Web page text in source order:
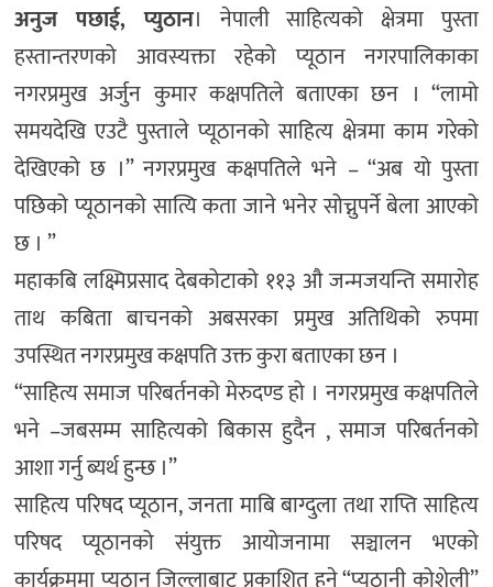
अनुज पछाई, प्युठान। नेपाली साहित्यको क्षेत्रमा पुस्ता
हस्तान्तरणको आवस्यक्ता रहेको प्यूठान नगरपालिकाका
नगरप्रमुख अर्जुन कुमार कक्षपतिले बताएका छन । “लामो
समयदेखि एउटै पुस्ताले प्यूठानको साहित्य क्षेत्रमा काम गरेको
देखिएको छ ।” नगरप्रमुख कक्षपतिले भने – “अब यो पुस्ता
पछिको प्यूठानको सात्यि कता जाने भनेर सोच्नुपर्ने बेला आएको
छ । ”
महाकबि लक्ष्मिप्रसाद देबकोटाको ११३ औ जन्मजयन्ति समारोह
ताथ कबिता बाचनको अबसरका प्रमुख अतिथिको रुपमा
उपस्थित नगरप्रमुख कक्षपति उक्त कुरा बताएका छन ।
“साहित्य समाज परिबर्तनको मेरुदण्ड हो । नगरप्रमुख कक्षपतिले
भने –जबसम्म साहित्यको बिकास हुदैन , समाज परिबर्तनको
आशा गर्नु ब्यर्थ हुन्छ ।”
साहित्य परिषद प्यूठान, जनता माबि बाग्दुला तथा राप्ति साहित्य
परिषद प्यूठानको संयुक्त आयोजनामा सञ्चालन भएको